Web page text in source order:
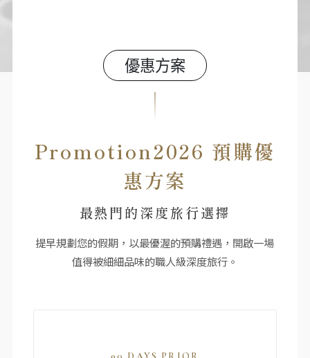
優惠方案
Promotion2026 預購優
惠方案
最熱門的深度旅行選擇
提早規劃您的假期，以最優渥的預購禮遇，開啟一場
值得被細細品味的職人級深度旅行。